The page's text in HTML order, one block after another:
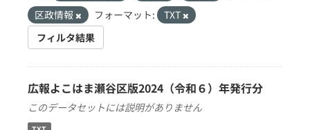
区政情報
フォーマット:
TXT
フィルタ結果
広報よこはま瀬谷区版2024（令和６）年発行分
このデータセットには説明がありません